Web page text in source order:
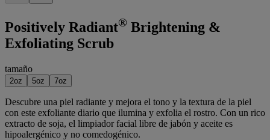
Positively Radiant® Brightening &
Exfoliating Scrub
tamaño
2oz 5oz 7oz
Descubre una piel radiante y mejora el tono y la textura de la piel
con este exfoliante diario que ilumina y exfolia el rostro. Con un rico
extracto de soja, el limpiador facial libre de jabón y aceite es
hipoalergénico y no comedogénico.